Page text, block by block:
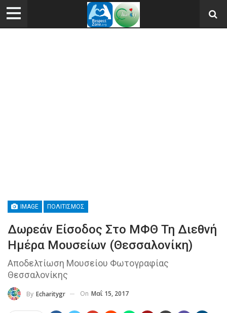
IMAGE ΠΟΛΙΤΙΣΜΌΣ
Δωρεάν Είσοδος Στο ΜΦΘ Τη Διεθνή
Ημέρα Μουσείων (Θεσσαλονίκη)
Αποδελτίωση Μουσείου Φωτογραφίας
Θεσσαλονίκης
By Echaritygr On Μαΐ 15, 2017